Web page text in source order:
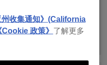
坛
州收集通知》(California
Cookie 政策》 了解更多